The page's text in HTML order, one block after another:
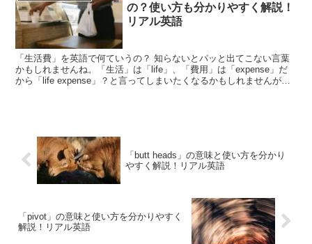
の？使い方も分かりやすく解説！
リアル英語
「生活費」を英語で何ていうの？ 知らないとパッと出てこない言葉
かもしれませんね。「生活」は「life」、「費用」は「expense」だ
から「life expense」？と言ってしまいたくなるかもしれませんが、
「butt heads」の意味と使い方を分かり
やすく解説！リアル英語
「pivot」の意味と使い方を分かりやすく
解説！リアル英語